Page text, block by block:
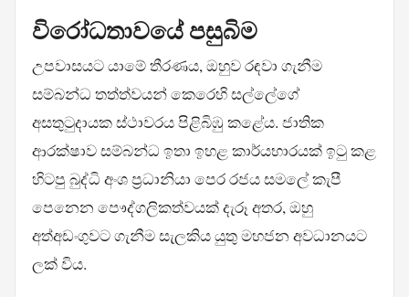
විරෝධතාවයේ පසුබිම
උපවාසයට යාමේ තීරණය, ඔහුව රඳවා ගැනීම
සම්බන්ධ තත්ත්වයන් කෙරෙහි සල්ලේගේ
අසතුටුදායක ස්ථාවරය පිළිබිඹු කළේය. ජාතික
ආරක්ෂාව සම්බන්ධ ඉතා ඉහළ කාර්යභාරයක් ඉටු කළ
හිටපු බුද්ධි අංශ ප්‍රධානියා පෙර රජය සමලේ කැපී
පෙනෙන පෞද්ගලිකත්වයක් දැරූ අතර, ඔහු
අත්අඩංගුවට ගැනීම සැලකිය යුතු මහජන අවධානයට
ලක් විය.